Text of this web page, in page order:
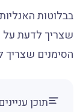
בבלוטות
שצריך לדעת על
הסימנים שצריך
תוכן עניינים